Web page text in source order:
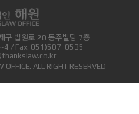
구 법원로 20 동주빌딩 7층
/ Fax. 051)507-0535
ALL RIGHT RESERVED